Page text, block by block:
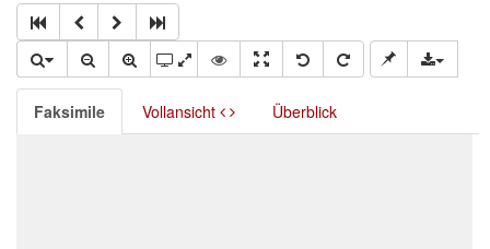
Faksimile Vollansicht Überblick